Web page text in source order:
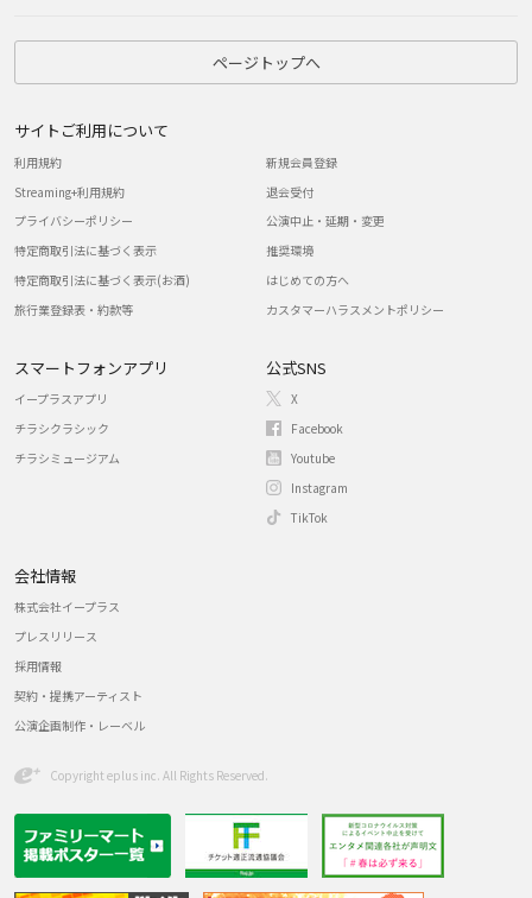
ページトップへ
サイトご利用について
利用規約
Streaming+利用規約
プライバシーポリシー
特定商取引法に基づく表示
特定商取引法に基づく表示(お酒)
旅行業登録表・約款等
新規会員登録
退会受付
公演中止・延期・変更
推奨環境
はじめての方へ
カスタマーハラスメントポリシー
スマートフォンアプリ
イープラスアプリ
チラシクラシック
チラシミュージアム
公式SNS
X
Facebook
Youtube
Instagram
TikTok
会社情報
株式会社イープラス
プレスリリース
採用情報
契約・提携アーティスト
公演企画制作・レーベル
Copyright eplus inc. All Rights Reserved.